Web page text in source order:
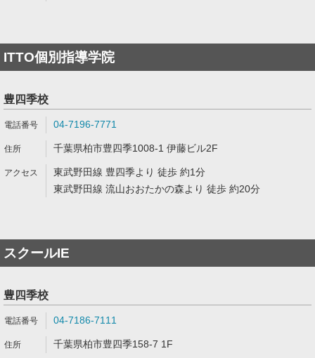
ITTO個別指導学院
豊四季校
04-7196-7771
千葉県柏市豊四季1008-1 伊藤ビル2F
東武野田線 豊四季より 徒歩 約1分
東武野田線 流山おおたかの森より 徒歩 約20分
スクールIE
豊四季校
04-7186-7111
千葉県柏市豊四季158-7 1F